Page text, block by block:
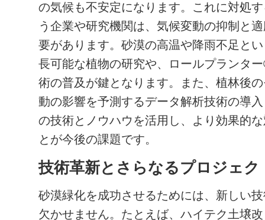
の気候も不安定になります。これに対処
う企業や研究機関は、気候変動の抑制と
要があります。砂漠の高温や降雨不足と
長可能な植物の研究や、ロールプランタ
術の普及が鍵となります。また、植林後
動の影響を予測するデータ解析技術の導
の技術とノウハウを活用し、より効果的
とが今後の課題です。
技術革新とさらなるプロジェク
砂漠緑化を成功させるためには、新しい
欠かせません。たとえば、ハイテク土壌